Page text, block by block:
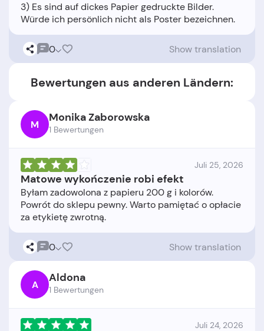
3) Es sind auf dickes Papier gedruckte Bilder.
0 Show translation
Bewertungen aus anderen Ländern:
M Monika Zaborowska
1 Bewertungen
Juli 25, 2026
Matowe wykończenie robi efekt
Byłam zadowolona z papieru 200 g i kolorów.
Powrót do sklepu pewny. Warto pamiętać o opłacie
0 Show translation
A Aldona
1 Bewertungen
Juli 24, 2026